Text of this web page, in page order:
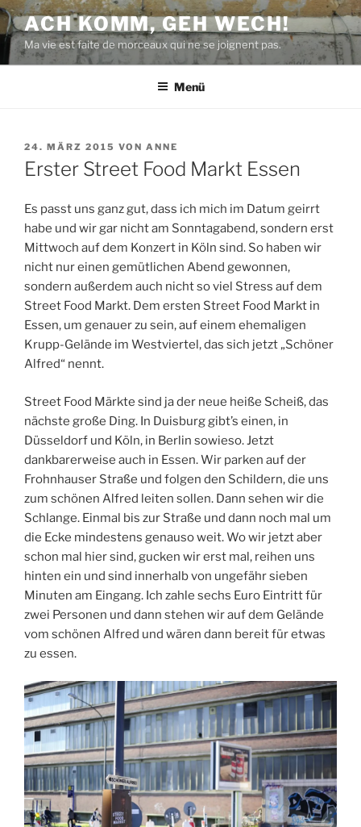
Zum
Inhalt
springen
ACH KOMM, GEH WECH!
Ma vie est faite de morceaux qui ne se joignent pas.
Menü
VERÖFFENTLICHT
AM
24. MÄRZ 2015 VON ANNE
Erster Street Food Markt Essen
Es passt uns ganz gut, dass ich mich im Datum geirrt
habe und wir gar nicht am Sonntagabend, sondern erst
Mittwoch auf dem Konzert in Köln sind. So haben wir
nicht nur einen gemütlichen Abend gewonnen,
sondern außerdem auch nicht so viel Stress auf dem
Street Food Markt. Dem ersten Street Food Markt in
Essen, um genauer zu sein, auf einem ehemaligen
Krupp-Gelände im Westviertel, das sich jetzt „Schöner
Alfred“ nennt.
Street Food Märkte sind ja der neue heiße Scheiß, das
nächste große Ding. In Duisburg gibt’s einen, in
Düsseldorf und Köln, in Berlin sowieso. Jetzt
dankbarerweise auch in Essen. Wir parken auf der
Frohnhauser Straße und folgen den Schildern, die uns
zum schönen Alfred leiten sollen. Dann sehen wir die
Schlange. Einmal bis zur Straße und dann noch mal um
die Ecke mindestens genauso weit. Wo wir jetzt aber
schon mal hier sind, gucken wir erst mal, reihen uns
hinten ein und sind innerhalb von ungefähr sieben
Minuten am Eingang. Ich zahle sechs Euro Eintritt für
zwei Personen und dann stehen wir auf dem Gelände
vom schönen Alfred und wären dann bereit für etwas
zu essen.